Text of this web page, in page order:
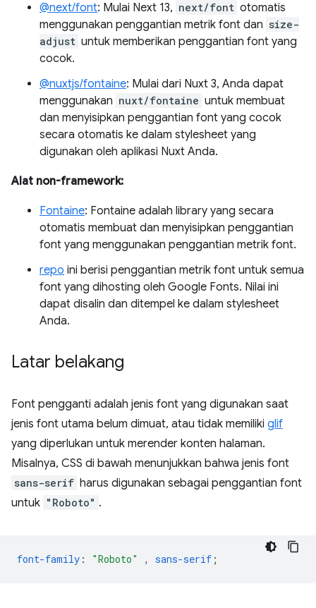
@next/font: Mulai Next 13, next/font otomatis
menggunakan penggantian metrik font dan size-
adjust untuk memberikan penggantian font yang
cocok.
@nuxtjs/fontaine: Mulai dari Nuxt 3, Anda dapat
menggunakan nuxt/fontaine untuk membuat
dan menyisipkan penggantian font yang cocok
secara otomatis ke dalam stylesheet yang
digunakan oleh aplikasi Nuxt Anda.
Alat non-framework:
Fontaine: Fontaine adalah library yang secara
otomatis membuat dan menyisipkan penggantian
font yang menggunakan penggantian metrik font.
repo ini berisi penggantian metrik font untuk semua
font yang dihosting oleh Google Fonts. Nilai ini
dapat disalin dan ditempel ke dalam stylesheet
Anda.
Latar belakang
Font pengganti adalah jenis font yang digunakan saat
jenis font utama belum dimuat, atau tidak memiliki glif
yang diperlukan untuk merender konten halaman.
Misalnya, CSS di bawah menunjukkan bahwa jenis font
sans-serif harus digunakan sebagai penggantian font
untuk "Roboto" .
font-family : "Roboto" , sans-serif ;